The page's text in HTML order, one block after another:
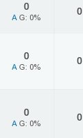
0
A G: 0%
0
0
A G: 0%
0
0
A G: 0%
0